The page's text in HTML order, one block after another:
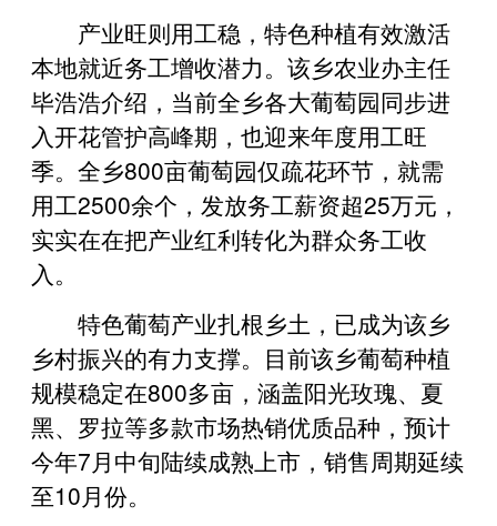
产业旺则用工稳，特色种植有效激活
本地就近务工增收潜力。该乡农业办主任
毕浩浩介绍，当前全乡各大葡萄园同步进
入开花管护高峰期，也迎来年度用工旺
季。全乡800亩葡萄园仅疏花环节，就需
用工2500余个，发放务工薪资超25万元，
实实在在把产业红利转化为群众务工收
入。
特色葡萄产业扎根乡土，已成为该乡
乡村振兴的有力支撑。目前该乡葡萄种植
规模稳定在800多亩，涵盖阳光玫瑰、夏
黑、罗拉等多款市场热销优质品种，预计
今年7月中旬陆续成熟上市，销售周期延续
至10月份。